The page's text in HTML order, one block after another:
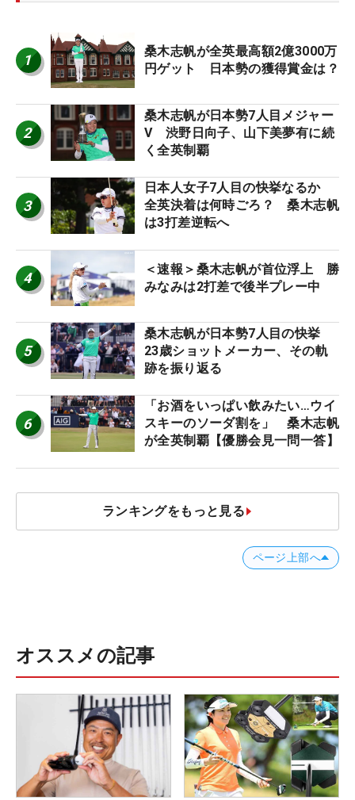
1
桑木志帆が全英最高額2億3000万
円ゲット 日本勢の獲得賞金は？
2
桑木志帆が日本勢7人目メジャー
V 渋野日向子、山下美夢有に続
く全英制覇
3
日本人女子7人目の快挙なるか
全英決着は何時ごろ？ 桑木志帆
は3打差逆転へ
4
＜速報＞桑木志帆が首位浮上 勝
みなみは2打差で後半プレー中
5
桑木志帆が日本勢7人目の快挙
23歳ショットメーカー、その軌
跡を振り返る
6
「お酒をいっぱい飲みたい…ウイ
スキーのソーダ割を」 桑木志帆
が全英制覇【優勝会見一問一答】
ランキングをもっと見る
ページ上部へ
オススメの記事